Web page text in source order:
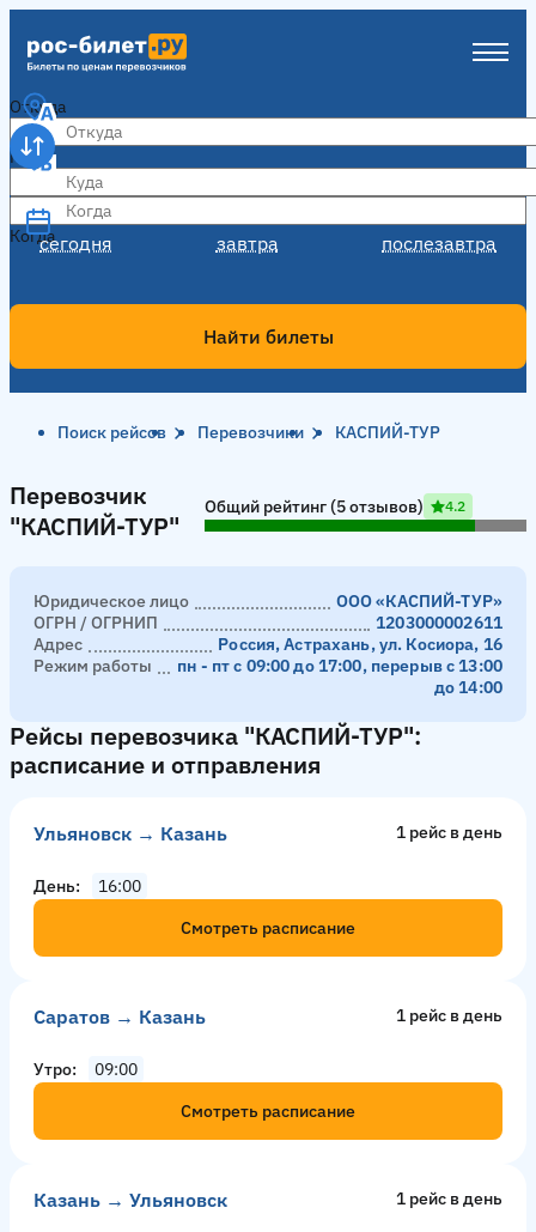
Откуда
Куда
Когда
сегодня завтра послезавтра
Когда
Найти билеты
Поиск рейсов Перевозчики КАСПИЙ-ТУР
Перевозчик "КАСПИЙ-ТУР"
Перевозчик
"КАСПИЙ-ТУР"
Общий рейтинг (5 отзывов) 4.2
Юридическое лицо
ООО «КАСПИЙ-ТУР»
ОГРН / ОГРНИП
1203000002611
Адрес
Россия, Астрахань, ул. Косиора, 16
Режим работы
пн - пт с 09:00 до 17:00, перерыв с 13:00
до 14:00
Рейсы перевозчика "КАСПИЙ-ТУР":
расписание и отправления
Ульяновск → Казань 1 рейс в день
День
16:00
Смотреть расписание
Саратов → Казань 1 рейс в день
Утро
09:00
Смотреть расписание
Казань → Ульяновск 1 рейс в день